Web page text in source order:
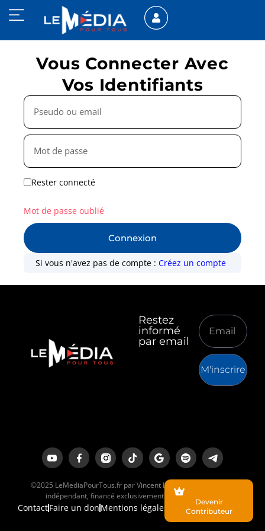
Vous Connecter Avec
Vos Identifiants
Rester connecté
Connexion
Mot de passe oublié
Si vous n'avez pas de compte :Créez un compte
Restez
informé
par email
M'inscrire
©2025 LeMediaPourTous.fr par Vincent Lapierre est un média
indépendant, financé exclusivement par ses lecteurs.
ContactFaire un don Mentions légales
Devenir
Contributeur